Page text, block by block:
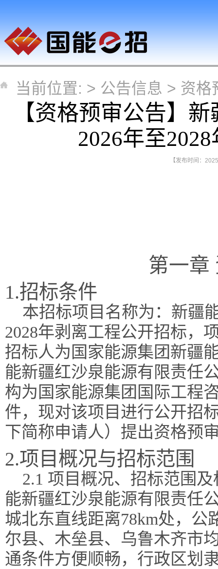
当前位置: > 公告信息 > 资格
【资格预审公告】
2026年至
【发布时间：
第一章
1.招标条件
本招标项目名称为：新疆
2028年剥离工程公开招标，
招标人为国家能源集团新疆
能新疆红沙泉能源有限责任
构为国家能源集团国际工程
件，现对该项目进行公开招
下简称申请人）提出资格预
2.项目概况与招标范围
2.1 项目概况、招标范围
能新疆红沙泉能源有限责任
城北东直线距离78km处，公
尔县、木垒县、乌鲁木齐市
通条件方便顺畅，行政区划